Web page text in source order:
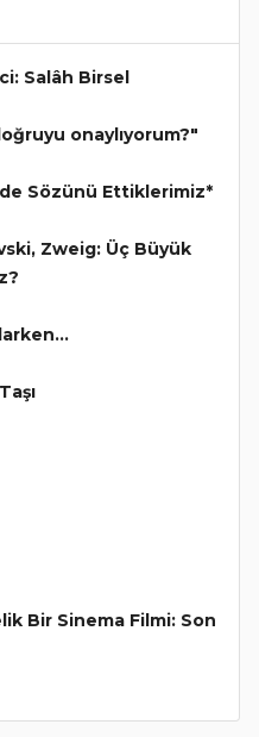
Salâh Birsel
onaylıyorum?"
Sözünü Ettiklerimiz*
Zweig: Üç Büyük
Bir Sinema Filmi: Son